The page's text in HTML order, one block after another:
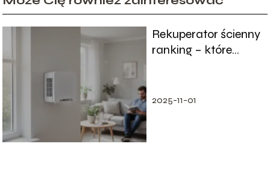
Rekuperator ścienny
ranking – które
2025-11-01